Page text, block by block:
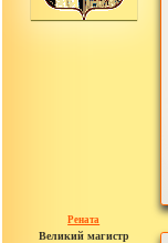
Рената
Великий магистр